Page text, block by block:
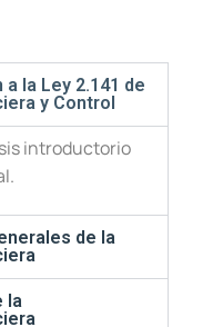
la Ley 2.141 de
y Control
introductorio
de la
la